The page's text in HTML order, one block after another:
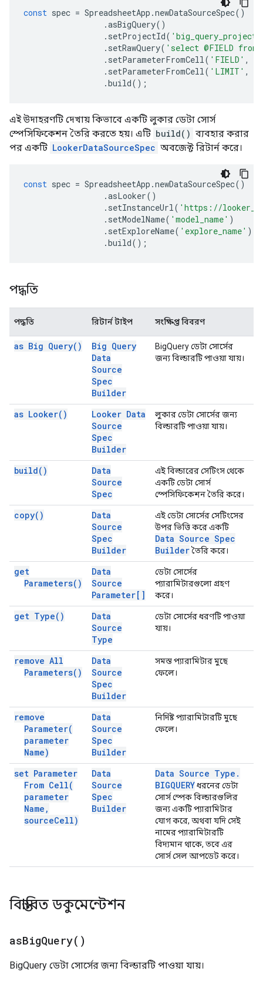
const spec = SpreadsheetApp .newDataSourceSpec()
.asBigQuery()
. setProjectId( 'big_query_project'
. setRawQuery( 'select @FIELD
. setParameterFromCell( 'FIELD' ,
. setParameterFromCell( 'LIMIT' ,
.build();
এই উদাহরণটি দেখায় কিভাবে একটি লুকার ডেটা সোর্স
স্পেসিফিকেশন তৈরি করতে হয়। এটি build() ব্যবহার করার
পর একটি LookerDataSourceSpec অবজেক্ট রিটার্ন করে।
const spec = SpreadsheetApp .newDataSourceSpec()
.asLooker()
. setInstanceUrl( 'https://
. setModelName( 'model_name' )
. setExploreName( 'explore_name' )
.build();
পদ্ধতি
পদ্ধতি রিটার্ন টাইপ সংক্ষিপ্ত বিবরণ
as Big Query( )
Big Query
Data
Source
Spec
Builder
BigQuery ডেটা সোর্সের
জন্য বিল্ডারটি পাওয়া যায়।
as Looker( )
Looker Data
Source
Spec
Builder
লুকার ডেটা সোর্সের জন্য
বিল্ডারটি পাওয়া যায়।
build( )
Data
Source
Spec
এই বিল্ডারের সেটিংস থেকে
একটি ডেটা সোর্স
স্পেসিফিকেশন তৈরি করে।
copy( )
Data
Source
Spec
Builder
এই ডেটা সোর্সের সেটিংসের
উপর ভিত্তি করে একটি
Data Source Spec
Builderতৈরি করে।
get
Parameters( )
Data
Source
Parameter[]
ডেটা সোর্সের
প্যারামিটারগুলো গ্রহণ
করে।
get Type( )
Data
Source
Type
ডেটা সোর্সের ধরণটি পাওয়া
যায়।
remove All
Parameters( )
Data
Source
Spec
Builder
সমস্ত প্যারামিটার মুছে
ফেলে।
remove
Parameter(
parameter
Name)
Data
Source
Spec
Builder
নির্দিষ্ট প্যারামিটারটি মুছে
ফেলে।
set Parameter
From Cell(
parameter
Name ,
sourceCell)
Data
Source
Spec
Builder
Data Source Type .
BIGQUERYধরনের ডেটা
সোর্স স্পেক বিল্ডারগুলির
জন্য একটি প্যারামিটার
যোগ করে, অথবা যদি সেই
নামের প্যারামিটারটি
বিদ্যমান থাকে, তবে এর
সোর্স সেল আপডেট করে।
বিস্তারিত ডকুমেন্টেশন
asBigQuery( )
BigQuery ডেটা সোর্সের জন্য বিল্ডারটি পাওয়া যায়।